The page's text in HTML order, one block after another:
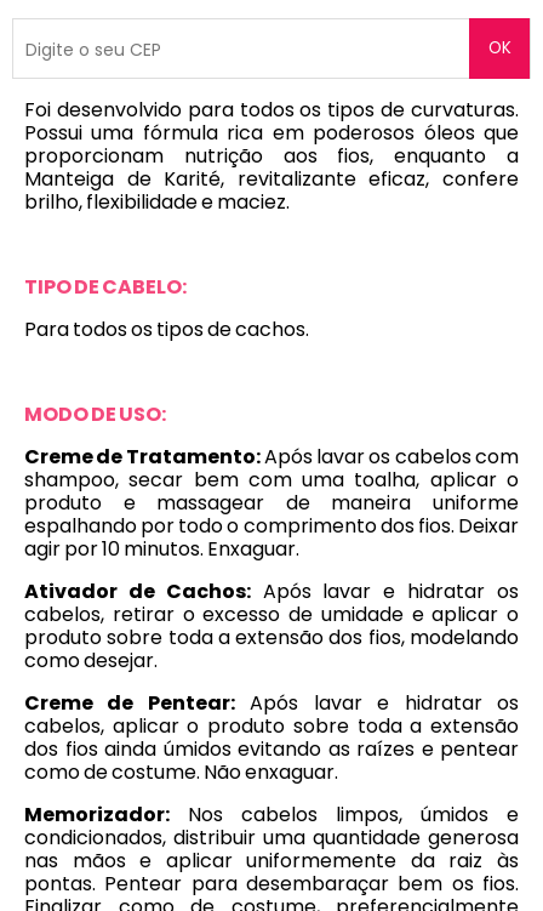
OK
Foi desenvolvido para todos os tipos de curvaturas.
Possui uma fórmula rica em poderosos óleos que
proporcionam nutrição aos fios, enquanto a
Manteiga de Karité, revitalizante eficaz, confere
brilho, flexibilidade e maciez.
TIPO DE CABELO:
Para todos os tipos de cachos.
MODO DE USO:
Creme de Tratamento:Após lavar os cabelos com
shampoo, secar bem com uma toalha, aplicar o
produto e massagear de maneira uniforme
espalhando por todo o comprimento dos fios. Deixar
agir por 10 minutos. Enxaguar.
Ativador de Cachos:Após lavar e hidratar os
cabelos, retirar o excesso de umidade e aplicar o
produto sobre toda a extensão dos fios, modelando
como desejar.
Creme de Pentear:Após lavar e hidratar os
cabelos, aplicar o produto sobre toda a extensão
dos fios ainda úmidos evitando as raízes e pentear
como de costume. Não enxaguar.
Memorizador: Nos cabelos limpos, úmidos e
condicionados, distribuir uma quantidade generosa
nas mãos e aplicar uniformemente da raiz às
pontas. Pentear para desembaraçar bem os fios.